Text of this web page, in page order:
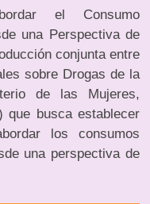
el Consumo
una Perspectiva de
conjunta entre
sobre Drogas de la
de las Mujeres,
que busca establecer
los consumos
una perspectiva de